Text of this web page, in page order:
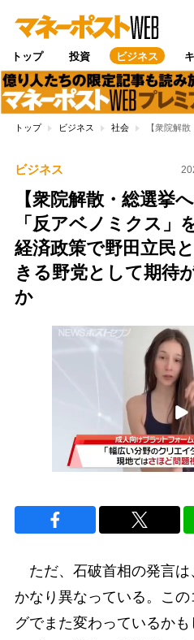
トップ 投資 ビジネス
トップ ビジネス 社会 【衆院解
ビジネス
【衆院解散・総選挙
「反アベノミクス」
経済政策で野田立民
きる野党として期待
か
ただ、石破首相の発言は
かなり異なっている。こ
グでまた変わっているか